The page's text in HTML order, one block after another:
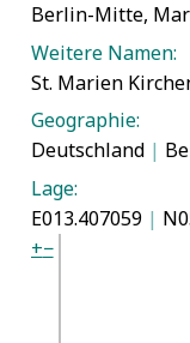
Berlin-Mitte,
Weitere Namen:
St. Marien
Geographie:
Deutschland |
Lage:
E013.407059 |
+−